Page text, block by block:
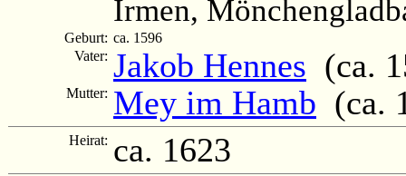
Irmen,
Geburt: ca. 1596
Vater: Jakob Hennes (ca.
Mutter: Mey im Hamb (ca.
Heirat: ca. 1623